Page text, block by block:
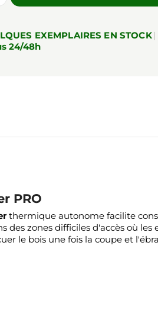
EXEMPLAIRES EN STOCK |
24/48h
PRO
thermique autonome facilite
zones difficiles d'accès où les
le bois une fois la coupe et